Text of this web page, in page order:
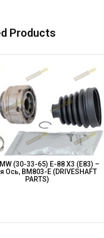
Products
(30-33-65) E-88 X3 (E83) –
Ось, BM803-E (DRIVESHAFT
PARTS)